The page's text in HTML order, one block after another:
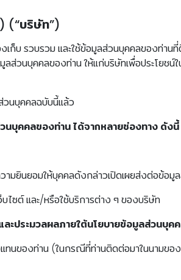
(“บริษัท”)
ก็บ รวบรวม และใช้ข้อมูลส่วนบุคคลของท่า
ส่วนบุคคลของท่าน ให้แก่บริษัทเพื่อประโยชน์
วนบุคคลฉบับนี้แล้ว
บุคคลของท่าน ได้จากหลายช่องทาง ดังนี้
มยินยอมให้บุคคลดังกล่าวเปิดเผยส่งต่อข้อ
บไซต์ และ/หรือใช้บริการต่าง ๆ ของบริษัท
ะประมวลผลภายใต้นโยบายข้อมูลส่วนบุค
นของท่าน (ในกรณีที่ท่านติดต่อมาในนามข